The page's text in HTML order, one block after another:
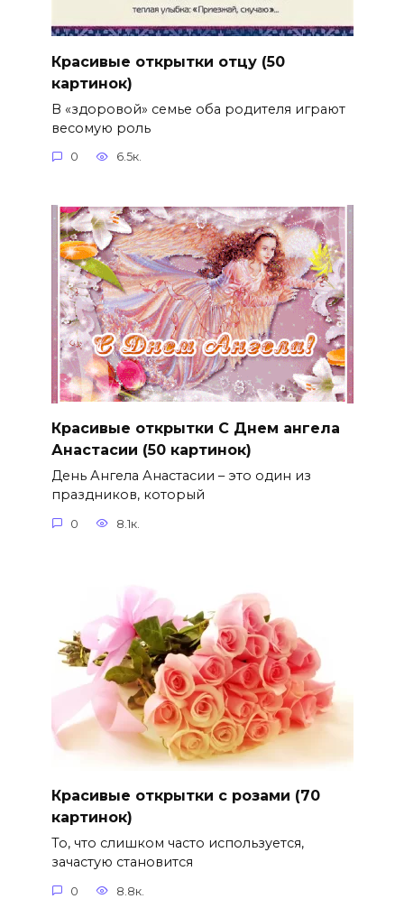
Красивые открытки отцу (50
картинок)
В «здоровой» семье оба родителя играют
весомую роль
0 6.5к.
Красивые открытки С Днем ангела
Анастасии (50 картинок)
День Ангела Анастасии – это один из
праздников, который
0 8.1к.
Красивые открытки с розами (70
картинок)
То, что слишком часто используется,
зачастую становится
0 8.8к.